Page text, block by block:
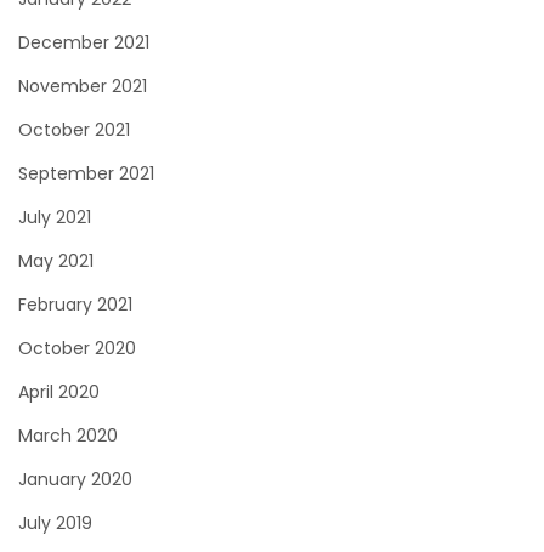
December 2021
November 2021
October 2021
September 2021
July 2021
May 2021
February 2021
October 2020
April 2020
March 2020
January 2020
July 2019